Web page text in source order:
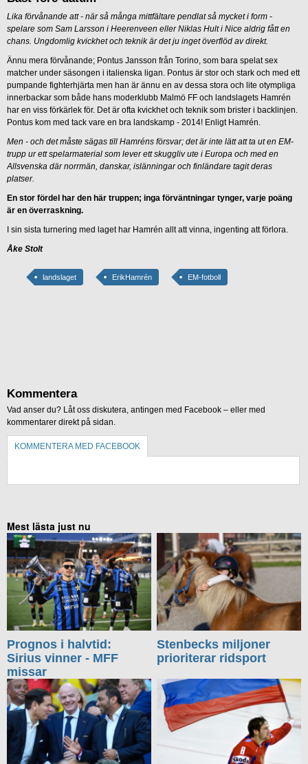
Lika förvånande att - när så många mittfältare pendlat så mycket i form -
spelare som Sam Larsson i Heerenveen eller Niklas Hult i Nice aldrig fått en
chans. Ungdomlig kvickhet och teknik är det ju inget överflöd av direkt.
Ännu mera förvånande; Pontus Jansson från Torino, som bara spelat sex
matcher under säsongen i italienska ligan. Pontus är stor och stark och med ett
pumpande fighterhjärta men han är ännu en av dessa stora och lite otympliga
innerbackar som både hans moderklubb Malmö FF och landslagets Hamrén
har en viss förkärlek för. Det är ofta kvickhet och teknik som brister i backlinjen.
Pontus kom med tack vare en bra landskamp - 2014! Enligt Hamrén.
Men - och det måste sägas till Hamréns försvar; det är inte lätt att ta ut en EM-
trupp ur ett spelarmaterial som lever ett skuggliv ute i Europa och med en
Allsvenska där norrmän, danskar, islänningar och finländare tagit deras
platser.
En stor fördel har den här truppen; inga förväntningar tynger, varje poäng
är en överraskning.
I sin sista turnering med laget har Hamrén allt att vinna, ingenting att förlora.
Åke Stolt
landslaget ErikHamrén EM-fotboll
Kommentera
Vad anser du? Låt oss diskutera, antingen med Facebook – eller med
kommentarer direkt på sidan.
KOMMENTERA MED FACEBOOK
Mest lästa just nu
Prognos i halvtid:
Sirius vinner - MFF
missar
Stenbecks miljoner
prioriterar ridsport